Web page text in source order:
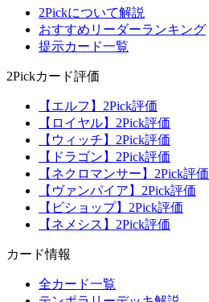
2Pickについて解説
おすすめリーダーランキング
提示カード一覧
2Pickカード評価
【エルフ】2Pick評価
【ロイヤル】2Pick評価
【ウィッチ】2Pick評価
【ドラゴン】2Pick評価
【ネクロマンサー】2Pick評価
【ヴァンパイア】2Pick評価
【ビショップ】2Pick評価
【ネメシス】2Pick評価
カード情報
全カード一覧